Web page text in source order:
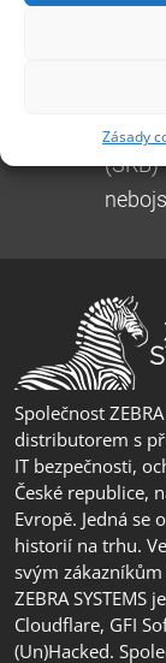
Zásady
+421
+385
(SRB)
Společnost
distributorem s
IT bezpečnosti,
České republice,
Evropě. Jedná
historií na trhu.
svým
ZEBRA
Cloudflare, GFI
(Un)Hacked.